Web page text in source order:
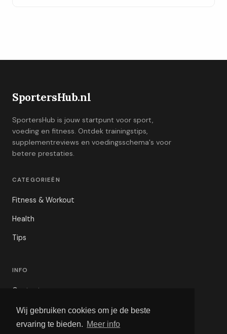
Wij gebruiken cookies om je de beste
ervaring te bieden. Meer info
SportersHub.nl
SportersHub is jouw startpunt voor sport,
voeding en fitness. Ontdek trainingstips,
supplementreviews en voedingsschema's voor
betere prestaties.
CATEGORIEËN
Fitness & Workout
Health
Tips
INFO
Contact
Privacybeleid
Voorwaarden